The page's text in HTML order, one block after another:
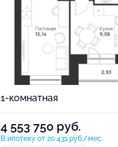
1-комнатная
4 553 750 руб.
В ипотеку от 20 431 руб./мес.